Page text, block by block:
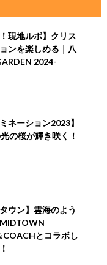
現地ルポ】クリス
ンを楽しめる｜八
2024-
ネーション2023】
の桜が輝き咲く！
ウン】雲海のよう
COACHとコラボし